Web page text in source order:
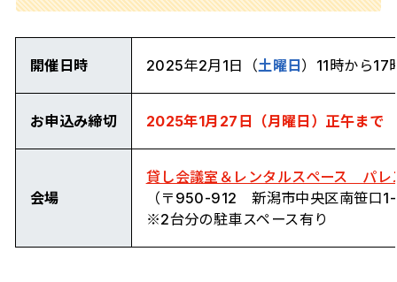
開催日時 2025年2月1日（土曜日 ）11時から17
お申込み締切 2025年1月27日（月曜日）正午まで
会場
貸し会議室＆レンタルスペース パレ
（〒950-912 新潟市中央区南笹口
※2台分の駐車スペース有り